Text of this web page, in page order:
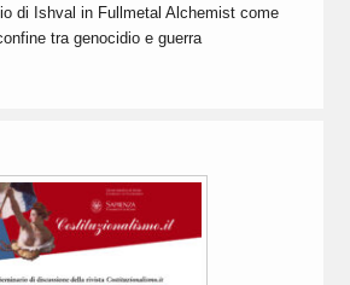
di Ishval in Fullmetal Alchemist come
tra genocidio e guerra